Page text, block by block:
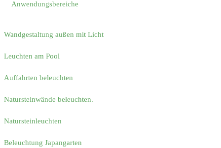
Anwendungsbereiche
Wandgestaltung außen mit Licht
Leuchten am Pool
Auffahrten beleuchten
Natursteinwände beleuchten.
Natursteinleuchten
Beleuchtung Japangarten